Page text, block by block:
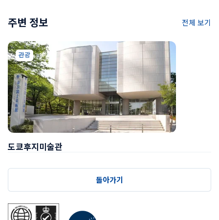
주변 정보 전체 보기
도쿄후지미술관
관광
돌아가기